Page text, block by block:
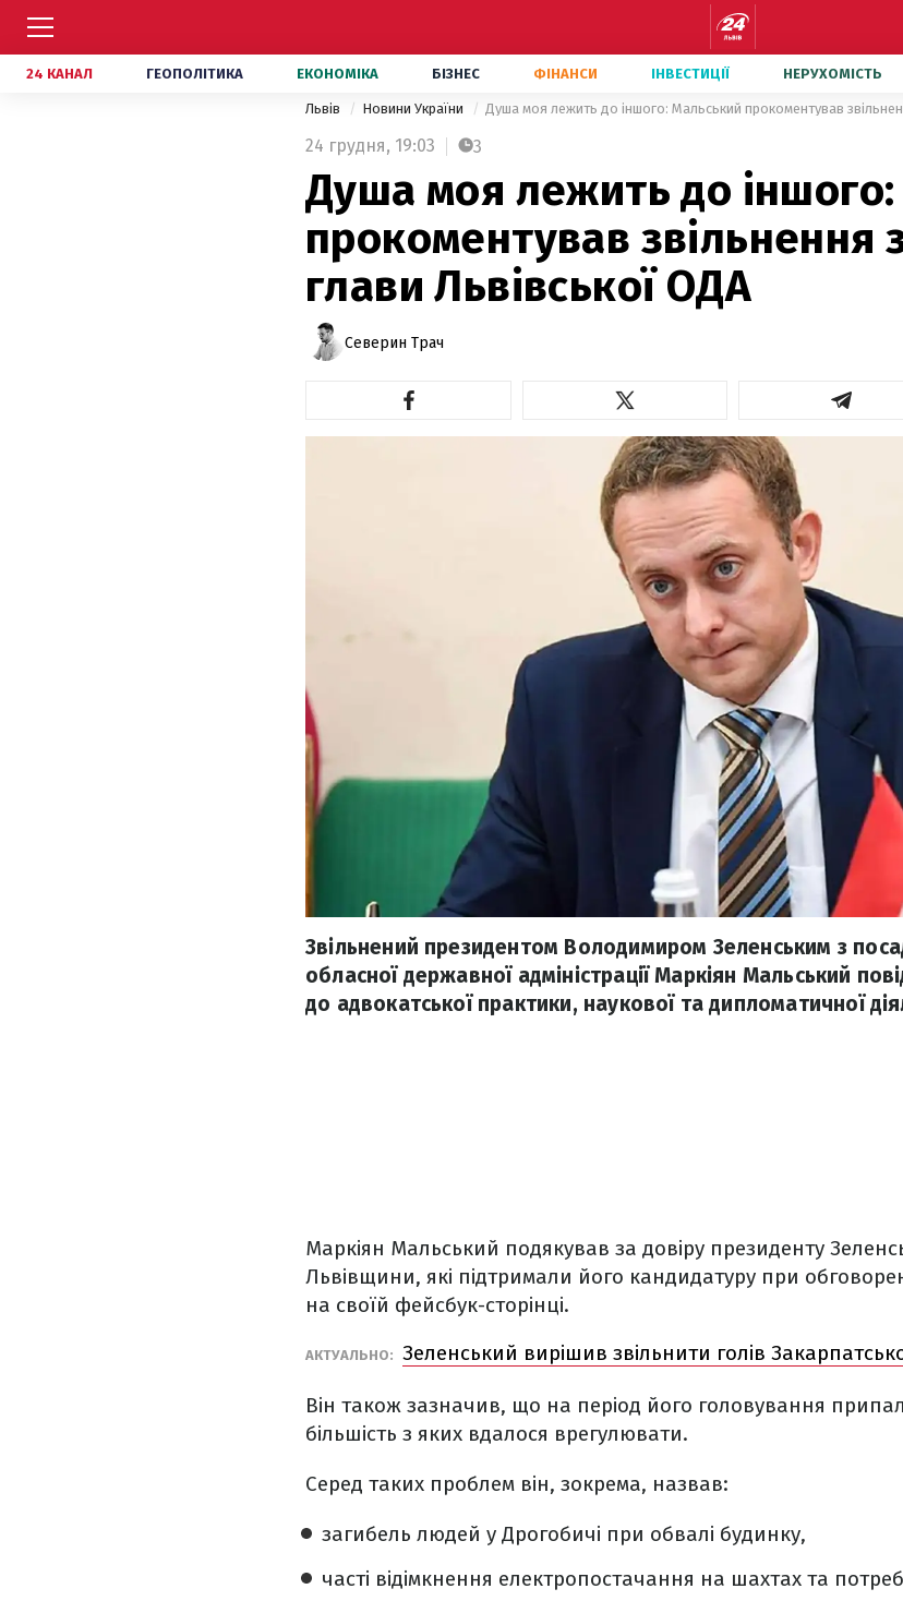
24 КАНАЛ ГЕОПОЛІТИКА ЕКОНОМІКА БІЗНЕС ФІНАНСИ ІНВЕСТИЦІЇ НЕРУХОМІСТЬ
Львів Новини України Душа моя лежить до іншого: Мальський прокоментував
24 грудня, 19:03 3
Душа моя лежить до
прокоментував звільнення
глави Львівської ОДА
Северин Трач
Звільнений президентом Володимиром Зеленським з
обласної державної адміністрації Маркіян Мальський
до адвокатської практики, наукової та дипломатичної
Маркіян Мальський подякував за довіру президенту
Львівщини, які підтримали його кандидатуру при
на своїй фейсбук-сторінці.
АКТУАЛЬНО: Зеленський вирішив звільнити голів
Він також зазначив, що на період його головування
більшість з яких вдалося врегулювати.
Серед таких проблем він, зокрема, назвав:
загибель людей у Дрогобичі при обвалі будинку,
часті відімкнення електропостачання на шахтах та